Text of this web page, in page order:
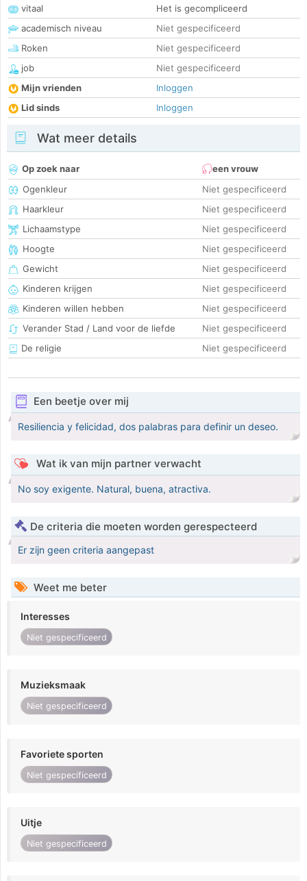
vitaal
Het is gecompliceerd
academisch niveau
Niet gespecificeerd
Roken
Niet gespecificeerd
job
Niet gespecificeerd
Mijn vrienden
Inloggen
Lid sinds
Inloggen
Wat meer details
Op zoek naar
een vrouw
Ogenkleur
Niet gespecificeerd
Haarkleur
Niet gespecificeerd
Lichaamstype
Niet gespecificeerd
Hoogte
Niet gespecificeerd
Gewicht
Niet gespecificeerd
Kinderen krijgen
Niet gespecificeerd
Kinderen willen hebben
Niet gespecificeerd
Verander Stad / Land voor de liefde
Niet gespecificeerd
De religie
Niet gespecificeerd
Een beetje over mij
Resiliencia y felicidad, dos palabras para definir un deseo.
Wat ik van mijn partner verwacht
No soy exigente. Natural, buena, atractiva.
De criteria die moeten worden gerespecteerd
Er zijn geen criteria aangepast
Weet me beter
Interesses
Niet gespecificeerd
Muzieksmaak
Niet gespecificeerd
Favoriete sporten
Niet gespecificeerd
Uitje
Niet gespecificeerd